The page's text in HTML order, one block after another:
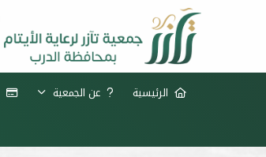
الرئيسية عن الجمعية